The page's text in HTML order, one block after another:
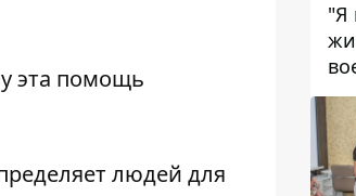
эта помощь
людей для
"Я